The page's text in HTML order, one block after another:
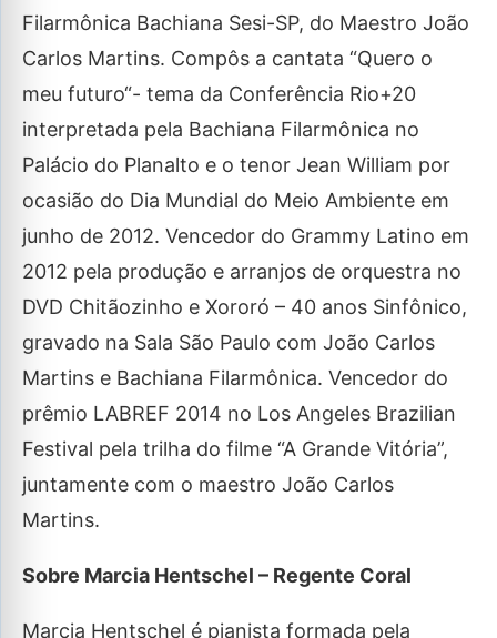
Filarmônica Bachiana Sesi-SP, do Maestro João
Carlos Martins. Compôs a cantata “Quero o
meu futuro“- tema da Conferência Rio+20
interpretada pela Bachiana Filarmônica no
Palácio do Planalto e o tenor Jean William por
ocasião do Dia Mundial do Meio Ambiente em
junho de 2012. Vencedor do Grammy Latino em
2012 pela produção e arranjos de orquestra no
DVD Chitãozinho e Xororó – 40 anos Sinfônico,
gravado na Sala São Paulo com João Carlos
Martins e Bachiana Filarmônica. Vencedor do
prêmio LABREF 2014 no Los Angeles Brazilian
Festival pela trilha do filme “A Grande Vitória”,
juntamente com o maestro João Carlos
Martins.
Sobre Marcia Hentschel – Regente Coral
Marcia Hentschel é pianista formada pela